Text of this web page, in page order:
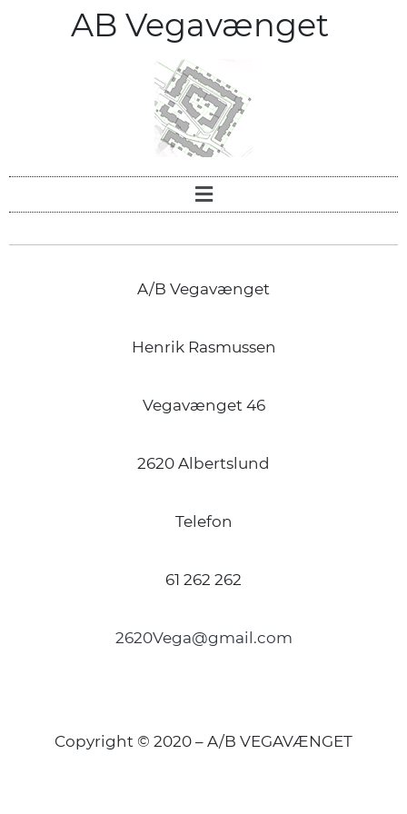
AB Vegavænget
A/B Vegavænget
Henrik Rasmussen
Vegavænget 46
2620 Albertslund
Telefon
61 262 262
2620Vega@gmail.com
Copyright © 2020 – A/B VEGAVÆNGET